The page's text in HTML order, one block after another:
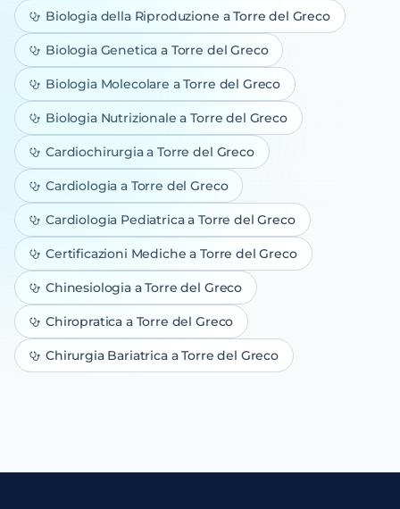
Biologia della Riproduzione a Torre del Greco
Biologia Genetica a Torre del Greco
Biologia Molecolare a Torre del Greco
Biologia Nutrizionale a Torre del Greco
Cardiochirurgiaa Torre del Greco
Cardiologia a Torre del Greco
Cardiologia Pediatricaa Torre del Greco
Certificazioni Mediche a Torre del Greco
Chinesiologiaa Torre del Greco
Chiropratica a Torre del Greco
Chirurgia Bariatricaa Torre del Greco